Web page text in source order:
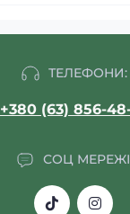
ТЕЛЕФОНИ:
+380 (63) 856-
СОЦ